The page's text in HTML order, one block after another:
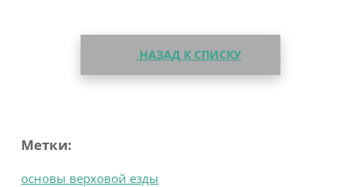
НАЗАД К СПИСКУ
Метки:
основы верховой езды